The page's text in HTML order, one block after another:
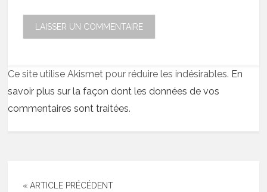
Ce site utilise Akismet pour réduire les indésirables. En
savoir plus sur la façon dont les données de vos
commentaires sont traitées.
« ARTICLE PRÉCÉDENT